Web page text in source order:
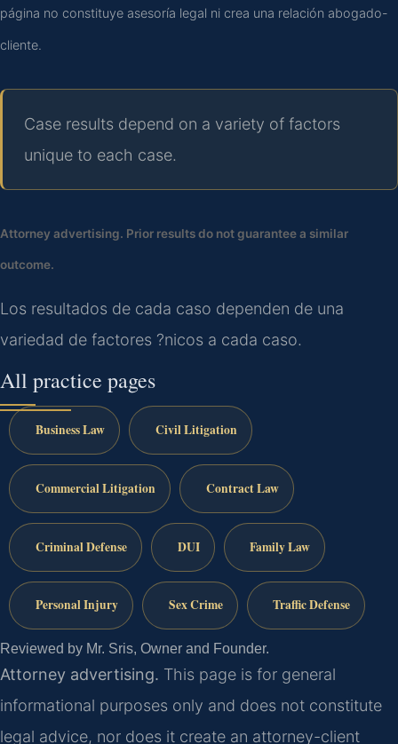
página no constituye asesoría legal ni crea una relación abogado-
cliente.
Case results depend on a variety of factors
unique to each case.
Attorney advertising. Prior results do not guarantee a similar
outcome.
Los resultados de cada caso dependen de una
variedad de factores ?nicos a cada caso.
All practice pages
Business Law Civil Litigation
Commercial Litigation Contract Law
Criminal Defense DUI Family Law
Personal Injury Sex Crime Traffic Defense
Reviewed by Mr. Sris, Owner and Founder.
Attorney advertising. This page is for general
informational purposes only and does not constitute
legal advice, nor does it create an attorney-client